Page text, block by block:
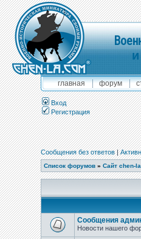
и
главная форум
Вход
Регистрация
Сообщения без ответов|
Список форумов » Сайт chen-
Сообщения
Новости нашего